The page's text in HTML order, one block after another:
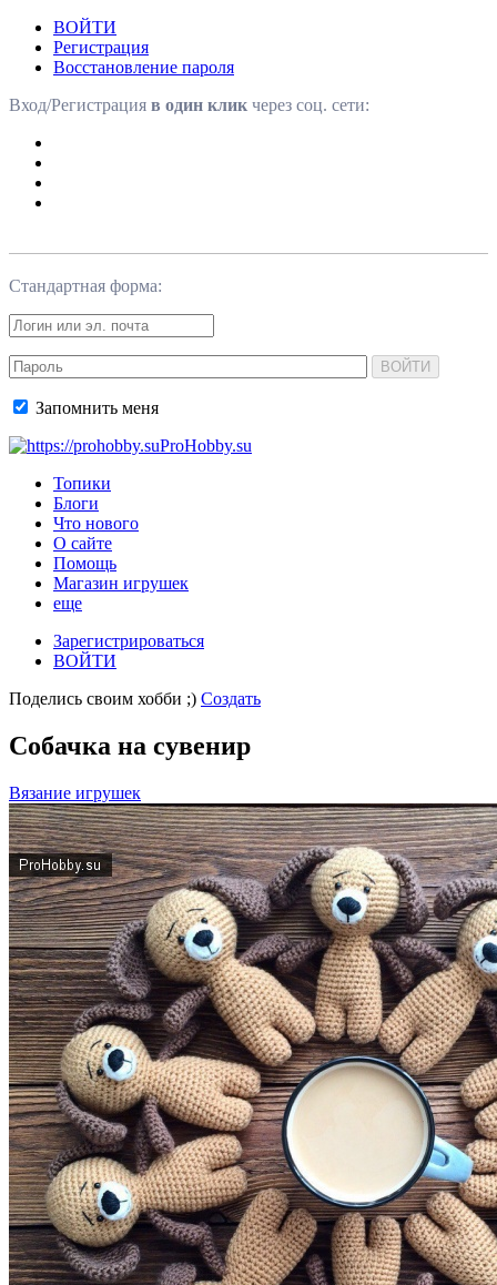
ВОЙТИ
Регистрация
Восстановление пароля
Вход/Регистрация в один клик через соц. сети:
Стандартная форма:
ВОЙТИ
Запомнить меня
ProHobby.su
Топики
Блоги
Что нового
О сайте
Помощь
Магазин игрушек
еще
Зарегистрироваться
ВОЙТИ
Поделись своим хобби ;) Создать
Собачка на сувенир
Вязание игрушек